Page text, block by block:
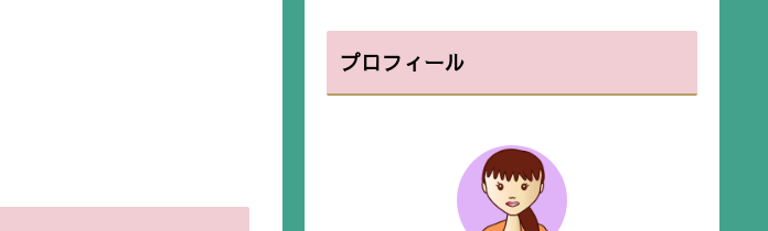
プロフィール